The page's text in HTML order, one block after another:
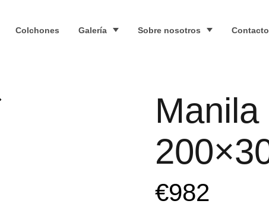
Colchones Galería Sobre nosotros Contacto
Manila
€982